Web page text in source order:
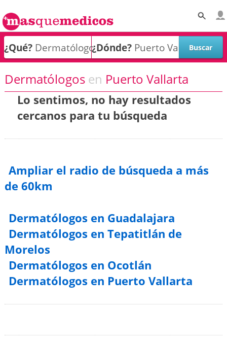
¿Qué? ¿Dónde?
Dermatólogos en Puerto Vallarta
Lo sentimos, no hay resultados
cercanos para tu búsqueda
Ampliar el radio de búsqueda a más
de 60km
Dermatólogos en Guadalajara
Dermatólogos en Tepatitlán de
Morelos
Dermatólogos en Ocotlán
Dermatólogos en Puerto Vallarta